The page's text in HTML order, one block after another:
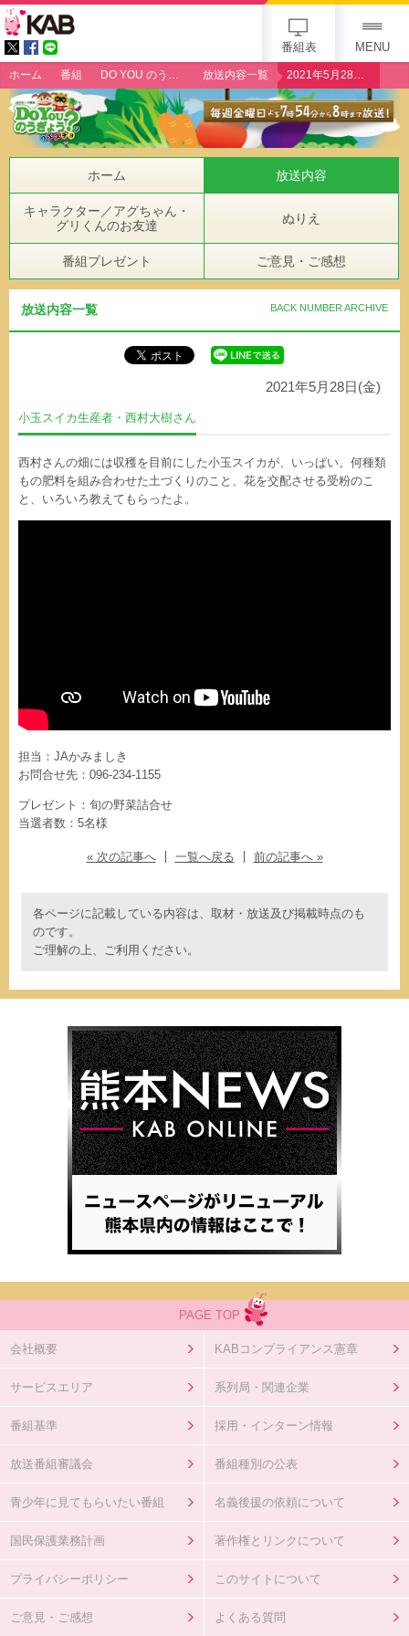
番組表 MENU
ホーム 番組 DO YOU のうぎょう？クエスチョン 放送内容一覧 2021年5月28日（金）「小玉スイカ生産者・西村大樹さん」
ホーム 放送内容
キャラクター／アグちゃん・
グリくんのお友達
ぬりえ
番組プレゼント ご意見・ご感想
放送内容一覧 BACK NUMBER ARCHIVE
2021年5月28日(金)
小玉スイカ生産者・西村大樹さん
西村さんの畑には収穫を目前にした小玉スイカが、いっぱい。何種類
もの肥料を組み合わせた土づくりのこと、花を交配させる受粉のこ
と、いろいろ教えてもらったよ。
担当：JAかみましき
お問合せ先：096-234-1155
プレゼント：旬の野菜詰合せ
当選者数：5名様
« 次の記事へ 一覧へ戻る 前の記事へ »
各ページに記載している内容は、取材・放送及び掲載時点のも
のです。
ご理解の上、ご利用ください。
PAGE TOP
会社概要 KABコンプライアンス憲章
サービスエリア 系列局・関連企業
番組基準 採用・インターン情報
放送番組審議会 番組種別の公表
青少年に見てもらいたい番組 名義後援の依頼について
国民保護業務計画 著作権とリンクについて
プライバシーポリシー このサイトについて
ご意見・ご感想 よくある質問